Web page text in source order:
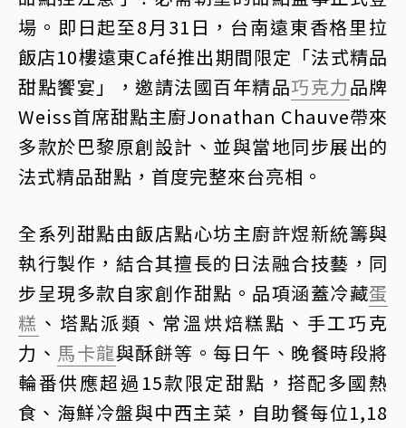
場。即日起至8月31日，台南遠東香格里拉
飯店10樓遠東Café推出期間限定「法式精品
甜點饗宴」，邀請法國百年精品巧克力品牌
Weiss首席甜點主廚Jonathan Chauve帶來
多款於巴黎原創設計、並與當地同步展出的
法式精品甜點，首度完整來台亮相。
全系列甜點由飯店點心坊主廚許煜新統籌與
執行製作，結合其擅長的日法融合技藝，同
步呈現多款自家創作甜點。品項涵蓋冷藏蛋
糕 、塔點派類、常溫烘焙糕點、手工巧克
力、 馬卡龍與酥餅等。每日午、晚餐時段將
輪番供應超過15款限定甜點，搭配多國熱
食、海鮮冷盤與中西主菜，自助餐每位1,18